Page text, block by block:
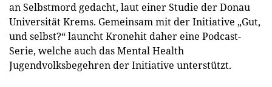
an Selbstmord gedacht, laut einer Studie der Donau
Universität Krems. Gemeinsam mit der Initiative „Gut,
und selbst?“ launcht Kronehit daher eine Podcast-
Serie, welche auch das Mental Health
Jugendvolksbegehren der Initiative unterstützt.